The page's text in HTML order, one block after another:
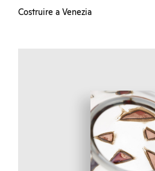
Costruire a Venezia